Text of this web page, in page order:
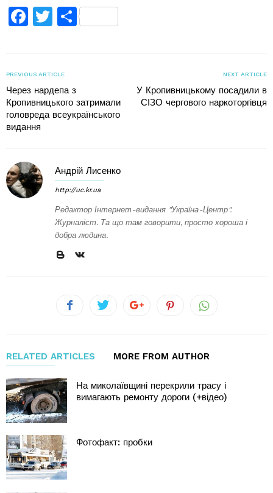
Facebook
TwitterПоділитися
PREVIOUS ARTICLE
Через нардепа з
Кропивницького затримали
головреда всеукраїнського
видання
NEXT ARTICLE
У Кропивницькому посадили в
СІЗО чергового наркоторгівця
Андрій Лисенко
http://uc.kr.ua
Редактор Інтернет-видання "Україна-Центр".
Журналіст. Та що там говорити, просто хороша і
добра людина.
RELATED ARTICLES MORE FROM AUTHOR
На миколаївщині перекрили трасу і
вимагають ремонту дороги (+відео)
Фотофакт: пробки